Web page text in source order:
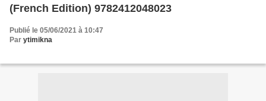
(French Edition) 9782412048023
Publié le 05/06/2021 à 10:47
Par ytimikna